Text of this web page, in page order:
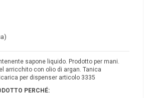
)
sapone liquido. Prodotto per mani.
arricchito con olio di argan. Tanica
per dispenser articolo 3335
PERCH É: